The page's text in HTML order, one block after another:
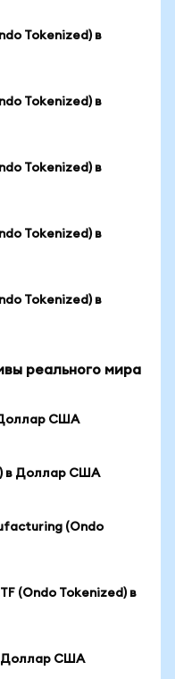
Tokenized) в
Tokenized) в
Tokenized) в
Tokenized) в
Tokenized) в
реального мира
Доллар США
в Доллар США
(Ondo
(Ondo Tokenized) в
Доллар США